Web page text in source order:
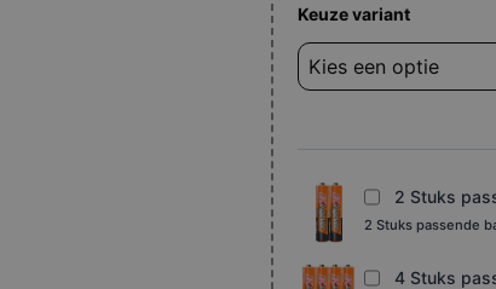
Keuze variant
2 Stuks
2 Stuks passende
4 Stuks
Afstandsbediening
lt3240
lt-
aantal